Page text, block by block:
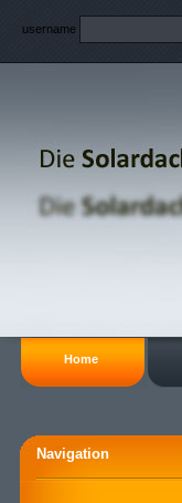
username
Home
Navigation